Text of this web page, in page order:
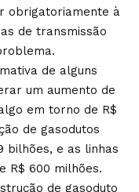
obrigatoriamente à
de transmissão
de alguns
um aumento de
em torno de R$
de gasodutos
bilhões, e as linhas
R$ 600 milhões.
de gasoduto